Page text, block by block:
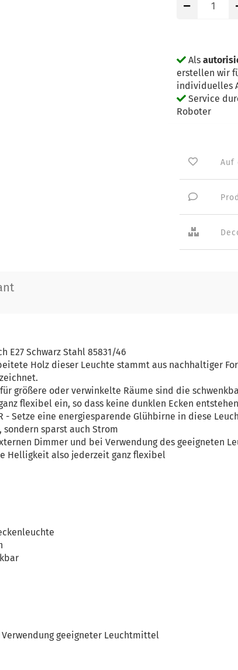
Als
erstellen wir
individuelles
Service
Roboter
Auf
E27 Schwarz Stahl 85831/46
Holz dieser Leuchte stammt aus nachhaltiger
für größere oder verwinkelte Räume sind die
flexibel ein, so dass keine dunklen Ecken
- Setze eine energiesparende Glühbirne in diese
sparst auch Strom
Dimmer und bei Verwendung des geeigneten
Helligkeit also jederzeit ganz flexibel
geeigneter Leuchtmittel